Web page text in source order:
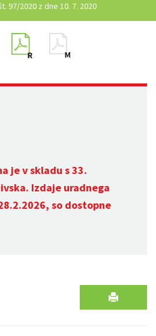
97/2020 z dne 10. 7. 2020
je v skladu s 33.
Izdaje uradnega
so dostopne